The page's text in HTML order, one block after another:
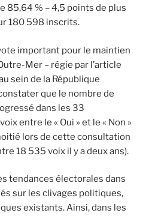
85,64 % – 4,5 points de plus
180 598 inscrits.
important pour le maintien
Mer – régie par l’article
sein de la République
que le nombre de
dans les 33
entre le « Oui » et le « Non »
lors de cette consultation
18 535 voix il y a deux ans).
tendances électorales dans
sur les clivages politiques,
existants. Ainsi, dans les